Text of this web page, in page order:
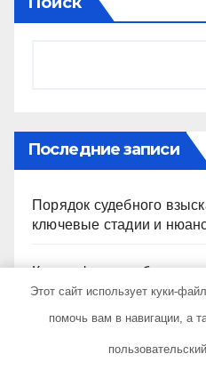
Последние записи
Порядок судебного
ключевые стадии и
Классификация брекет-
установки
Холдинг получил
банка в Турции
Этот сайт использует куки-
помочь вам в навигации, а